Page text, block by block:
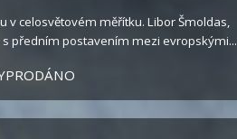
v celosvětovém měřítku. Libor Šmoldas,
předním postavením mezi evropskými...